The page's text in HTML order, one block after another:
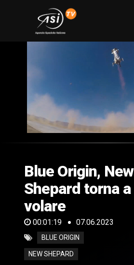
of
19
seconds
Blue Origin, New
Shepard torna a
volare
00:01:19 07.06.2023
BLUE ORIGIN
NEW SHEPARD